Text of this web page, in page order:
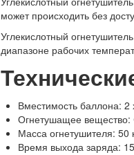
может происходить без
Углекислотный
диапазоне рабочих
Вместимость баллона: 2
Огнетушащее вещество:
Масса огнетушителя: 50
Время выхода заряда: